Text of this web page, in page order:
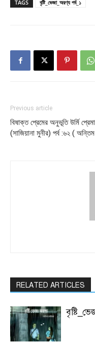
TAGS বৃষ্টি_ভেজা_অরণ্য পর্ব_১
Previous article
বিষাক্ত প্রেমের অনুভূতি উর্মি প্রেমা
(সাজিয়ানা মুনীর) পর্ব :৬২ ( অন্তিম
RELATED ARTICLES